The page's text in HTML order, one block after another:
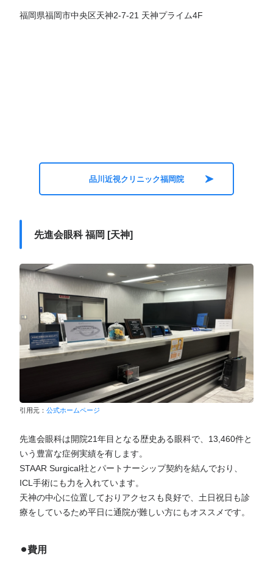
福岡県福岡市中央区天神2-7-21 天神プライム4F
品川近視クリニック福岡院
先進会眼科 福岡 [天神]
引用元： 公式ホームページ
先進会眼科は開院21年目となる歴史ある眼科で、13,460件と
いう豊富な症例実績を有します。
STAAR Surgical社とパートナーシップ契約を結んでおり、
ICL手術にも力を入れています。
天神の中心に位置しておりアクセスも良好で、土日祝日も診
療をしているため平日に通院が難しい方にもオススメです。
⚫︎費用